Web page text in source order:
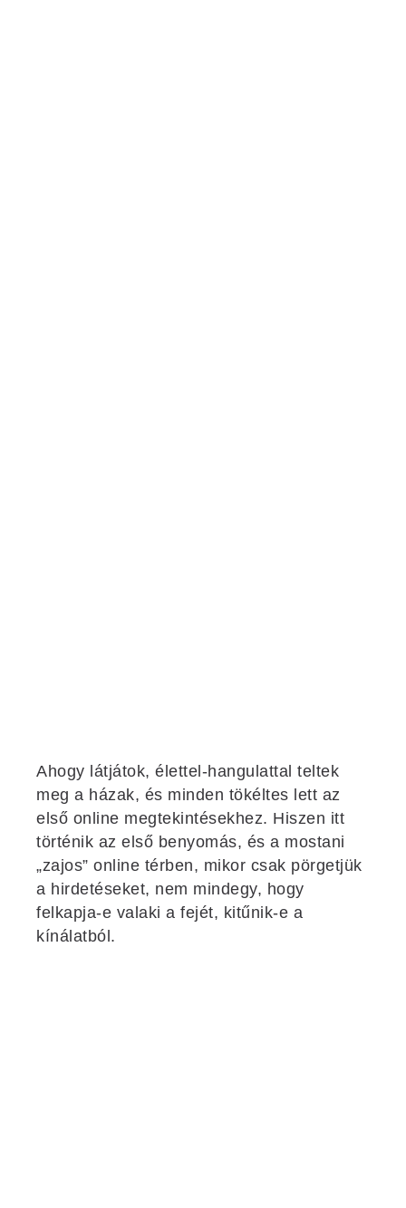
Ahogy látjátok, élettel-hangulattal teltek
meg a házak, és minden tökéltes lett az
első online megtekintésekhez. Hiszen itt
történik az első benyomás, és a mostani
„zajos” online térben, mikor csak pörgetjük
a hirdetéseket, nem mindegy, hogy
felkapja-e valaki a fejét, kitűnik-e a
kínálatból.